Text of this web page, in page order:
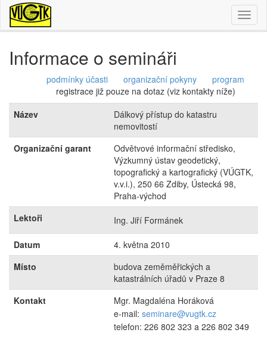
Informace o semináři
podmínky účasti organizační pokyny
program
registrace již pouze na dotaz (viz kontakty níže)
Název
Dálkový přístup do katastru
nemovitostí
Organizační garant
Odvětvové informační středisko,
Výzkumný ústav geodetický,
topografický a kartografický (VÚGTK,
v.v.i.), 250 66 Zdiby, Ústecká 98,
Praha-východ
Lektoři
Ing. Jiří Formánek
Datum
4. května 2010
Místo
budova zeměměřických a
katastrálních úřadů v Praze 8
Kontakt
Mgr. Magdaléna Horáková
e-mail: seminare@vugtk.cz
telefon: 226 802 323 a 226 802 349